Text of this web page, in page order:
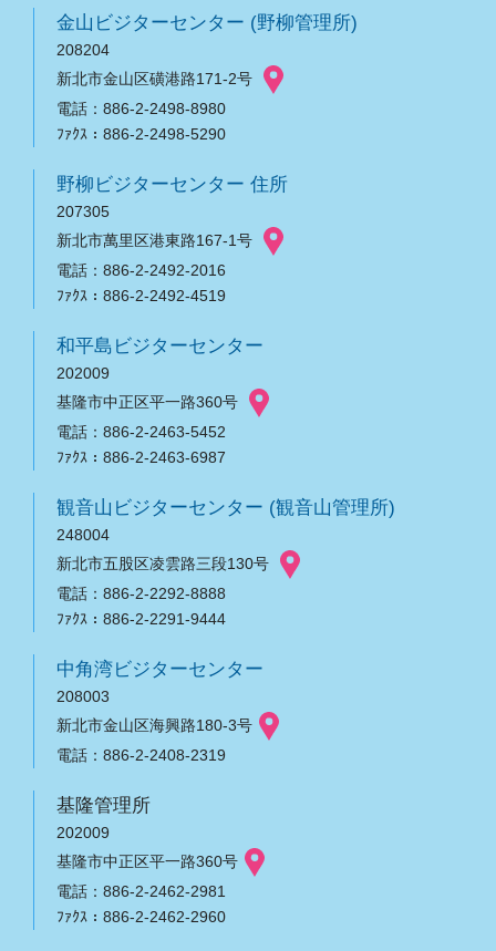
金山ビジターセンター (野柳管理所)
208204
新北市金山区磺港路171-2号
電話：886-2-2498-8980
ﾌｧｸｽ：886-2-2498-5290
野柳ビジターセンター 住所
207305
新北市萬里区港東路167-1号
電話：886-2-2492-2016
ﾌｧｸｽ：886-2-2492-4519
和平島ビジターセンター
202009
基隆市中正区平一路360号
電話：886-2-2463-5452
ﾌｧｸｽ：886-2-2463-6987
観音山ビジターセンター (観音山管理所)
248004
新北市五股区凌雲路三段130号
電話：886-2-2292-8888
ﾌｧｸｽ：886-2-2291-9444
中角湾ビジターセンター
208003
新北市金山区海興路180-3号
電話：886-2-2408-2319
基隆管理所
202009
基隆市中正区平一路360号
電話：886-2-2462-2981
ﾌｧｸｽ：886-2-2462-2960